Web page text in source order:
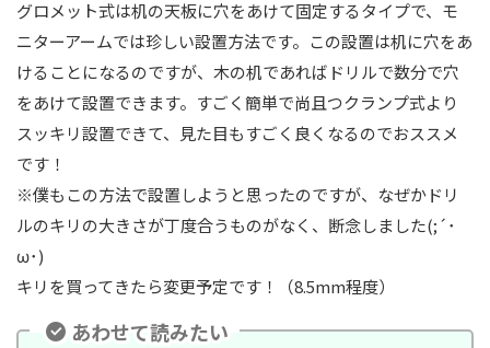
グロメット式は机の天板に穴をあけて固定するタイプで、モ
ニターアームでは珍しい設置方法です。この設置は机に穴をあ
けることになるのですが、木の机であればドリルで数分で穴
をあけて設置できます。すごく簡単で尚且つクランプ式より
スッキリ設置できて、見た目もすごく良くなるのでおススメ
です！
※僕もこの方法で設置しようと思ったのですが、なぜかドリ
ルのキリの大きさが丁度合うものがなく、断念しました(;´･
ω･)
キリを買ってきたら変更予定です！（8.5mm程度）
あわせて読みたい